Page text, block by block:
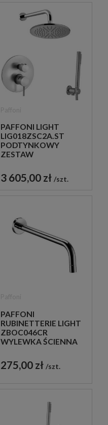
PAFFONI LIGHT
LIG018ZSC2A.ST
PODTYNKOWY
ZESTAW
SZCZOTKOWANA
3 605,00 zł szt.
PAFFONI
RUBINETTERIE LIGHT
ZBOC046CR
WYLEWKA ŚCIENNA
275,00 zł szt.